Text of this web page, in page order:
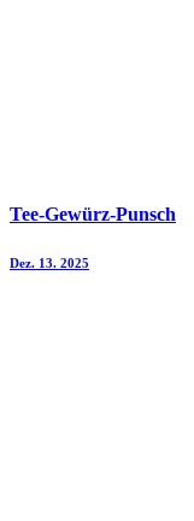
Tee-Gewürz-Punsch
Dez. 13. 2025